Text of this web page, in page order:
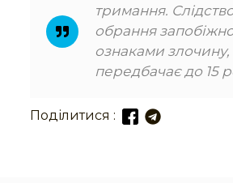
тримання.
обрання
ознаками злочину,
передбачає до 15
Поділитися :